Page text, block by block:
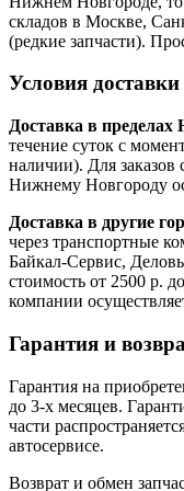
складов в Москве,
(редкие запчасти).
Условия доставки
Доставка в
течение суток с
наличии). Для заказов
Нижнему Новгороду
Доставка в другие
через транспортные
Байкал-Сервис,
стоимость от 2500 р.
компании
Гарантия и
Гарантия на
до 3-х месяцев.
части
автосервисе.
Возврат и обмен